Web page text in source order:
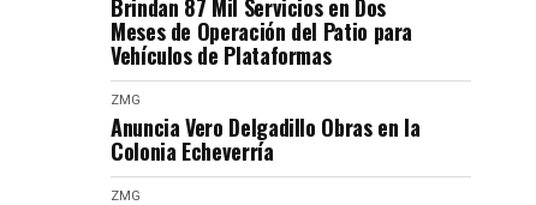
Brindan 87 Mil Servicios en Dos
Meses de Operación del Patio para
Vehículos de Plataformas
ZMG
Anuncia Vero Delgadillo Obras en la
Colonia Echeverría
ZMG